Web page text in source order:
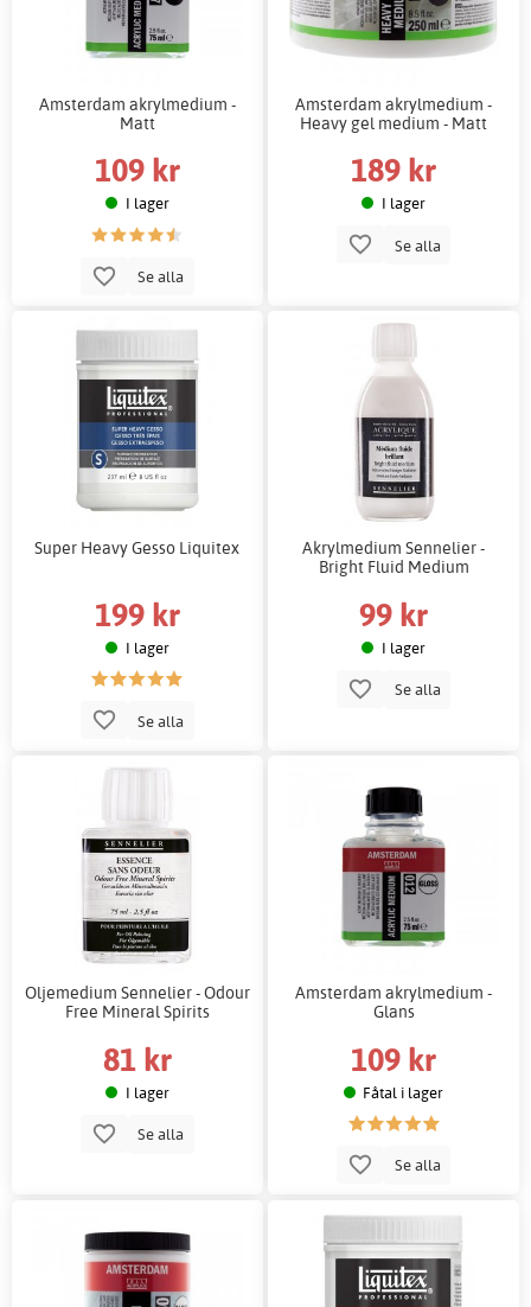
Amsterdam akrylmedium -
Matt
109 kr
I lager
Se alla
Amsterdam akrylmedium -
Heavy gel medium - Matt
189 kr
I lager
Se alla
Super Heavy Gesso Liquitex
199 kr
I lager
Se alla
Akrylmedium Sennelier -
Bright Fluid Medium
99 kr
I lager
Se alla
Oljemedium Sennelier - Odour
Free Mineral Spirits
81 kr
I lager
Se alla
Amsterdam akrylmedium -
Glans
109 kr
Fåtal i lager
Se alla